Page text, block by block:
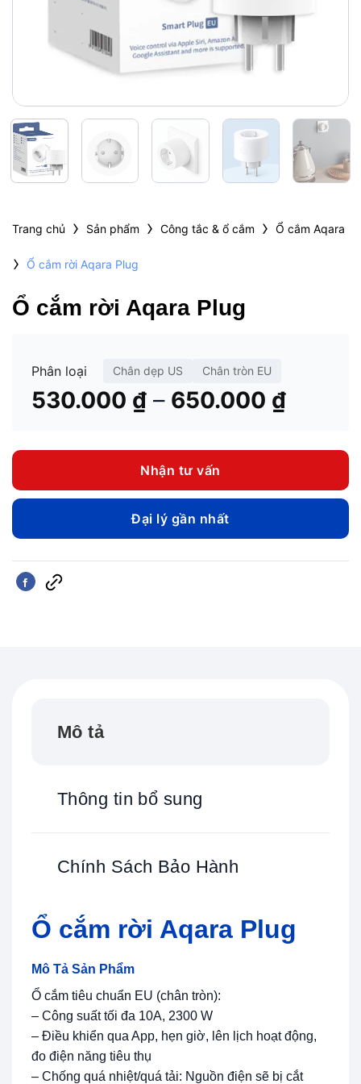
Trang chủ › Sản phẩm › Công tắc & ổ cắm › Ổ cắm Aqara
› Ổ cắm rời Aqara Plug
Ổ cắm rời Aqara Plug
Phân loại Chân dẹp US Chân tròn EU
530.000 ₫ – 650.000 ₫
từ
đến
Nhận tư vấn
Đại lý gần nhất
Mô tả
Thông tin bổ sung
Chính Sách Bảo Hành
Ổ cắm rời Aqara Plug
Mô Tả Sản Phẩm
Ổ cắm tiêu chuẩn EU (chân tròn):
– Công suất tối đa 10A, 2300 W
– Điều khiển qua App, hẹn giờ, lên lịch hoạt động,
đo điện năng tiêu thụ
– Chống quá nhiệt/quá tải: Nguồn điện sẽ bị cắt